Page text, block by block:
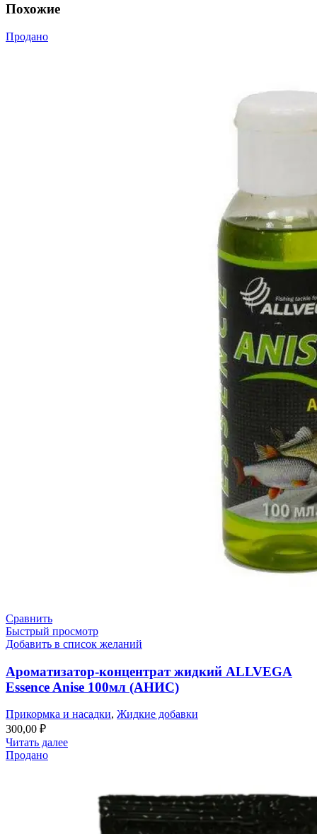
650,00 ₽.
Похожие
Продано
Сравнить
Быстрый просмотр
Добавить в список желаний
Ароматизатор-концентрат жидкий ALLVEGA
Essence Anise 100мл (АНИС)
Прикормка и насадки, Жидкие добавки
300,00 ₽
Читать далее
Продано